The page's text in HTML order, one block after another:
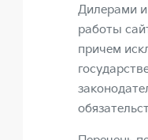
Дилерами и
работы
причем